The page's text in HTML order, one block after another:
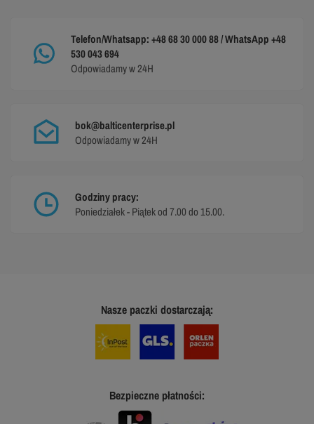
Telefon/Whatsapp: +48 68 30 000 88 / WhatsApp +48
530 043 694
Odpowiadamy w 24H
bok@balticenterprise.pl
Odpowiadamy w 24H
Godziny pracy:
Poniedziałek - Piątek od 7.00 do 15.00.
Nasze paczki dostarczają:
Bezpieczne płatności: